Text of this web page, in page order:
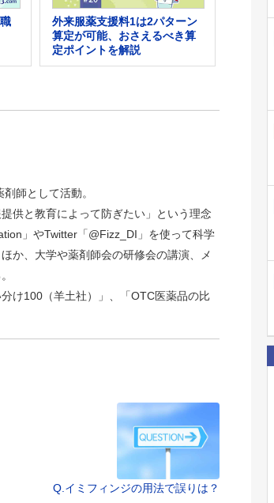
外来服薬支援料1は2パターン
算定が可能、おさえるべき算
定ポイントを解説
師として活動。
供と教育によって防ぎたい」という理念
」やTwitter「@Fizz_DI」を使って科学
か、大学や薬剤師会の研修会の講演、メ
け100（羊土社）」、「OTC医薬品の比
Q.イミフィンジの用法で誤りは？